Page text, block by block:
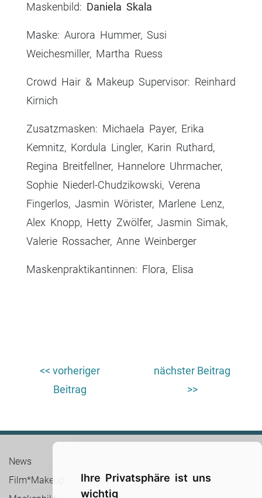
Ihre Privatsphäre ist uns
wichtig
Maskenbild: Daniela Skala
Maske: Aurora Hummer, Susi
Weichesmiller, Martha Ruess
Crowd Hair & Makeup Supervisor: Reinhard
Kirnich
Zusatzmasken: Michaela Payer, Erika
Kemnitz, Kordula Lingler, Karin Ruthard,
Regina Breitfellner, Hannelore Uhrmacher,
Sophie Niederl-Chudzikowski, Verena
Fingerlos, Jasmin Wörister, Marlene Lenz,
Alex Knopp, Hetty Zwölfer, Jasmin Simak,
Valerie Rossacher, Anne Weinberger
Maskenpraktikantinnen: Flora, Elisa
Beitrags-
Navigation
<< vorheriger
Beitrag
nächster Beitrag
>>
News
Film*Makeup